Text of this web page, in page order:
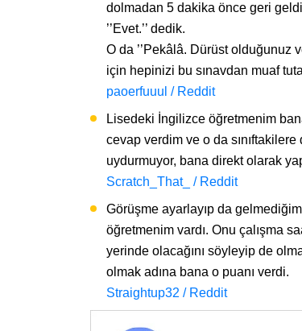
dolmadan 5 dakika önce geri geldi
’’Evet.’’ dedik.
O da ’’Pekâlâ. Dürüst olduğunuz
için hepinizi bu sınavdan muaf
paoerfuuul / Reddit
Lisedeki İngilizce öğretmenim
cevap verdim ve o da
uydurmuyor, bana direkt olarak
Scratch_That_ / Reddit
Görüşme ayarlayıp da
öğretmenim vardı. Onu çalışma
yerinde olacağını söyleyip de
olmak adına bana o puanı verdi.
Straightup32 / Reddit